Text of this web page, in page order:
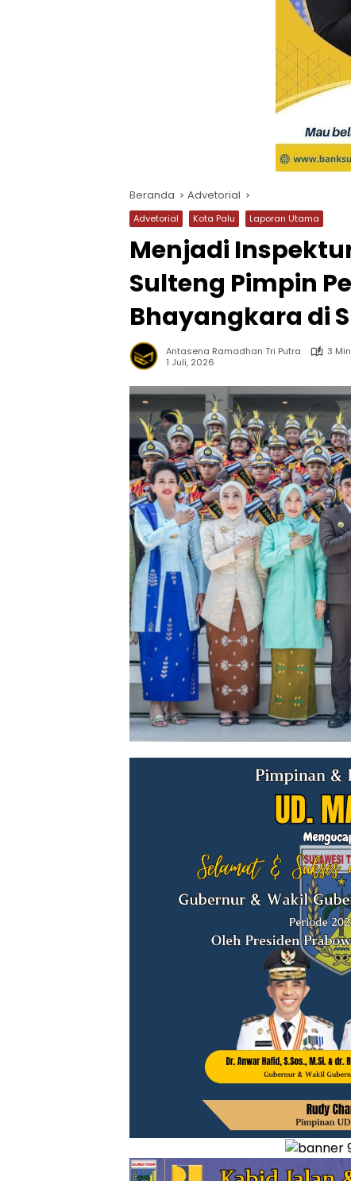
Beranda Advetorial
Advetorial Kota Palu Laporan Utama
Menjadi
Sulteng Pimpin
Bhayangkara di
Antasena Ramadhan Tri Putra
3
1 Juli, 2026